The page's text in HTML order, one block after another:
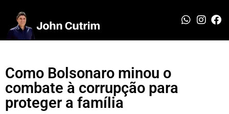
Como Bolsonaro minou o
combate à corrupção para
proteger a família